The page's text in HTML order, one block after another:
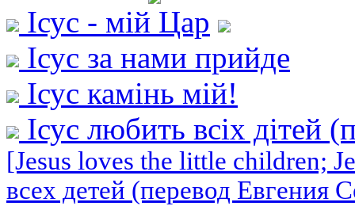
Ісус - мій Цар
Ісус за нами прийде
Ісус камінь мій!
Ісус любить всіх дітей
[Jesus loves the little children;
всех детей (перевод Евгения